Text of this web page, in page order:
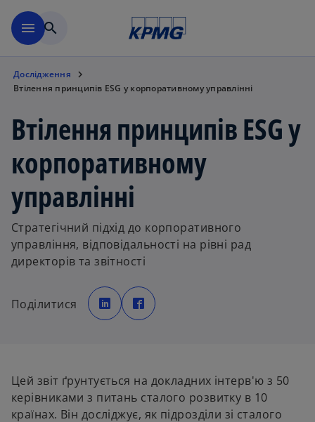
menu search
Дослідження
Втілення принципів ESG у корпоративному управлінні
Втілення принципів ESG у
корпоративному
управлінні
Стратегічний підхід до корпоративного
управління, відповідальності на рівні рад
директорів та звітності
Поділитися
o
p
e
n
t
b
p
e
t
a
b
Цей звіт ґрунтується на докладних інтерв'ю з 50
керівниками з питань сталого розвитку в 10
країнах. Він досліджує, як підрозділи зі сталого